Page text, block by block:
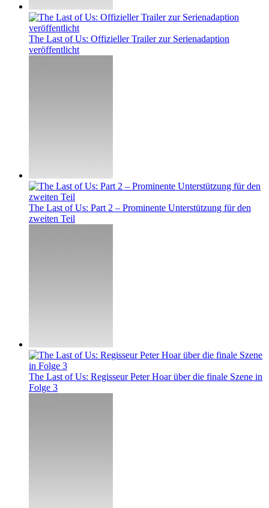
The Last of Us: Offizieller Trailer zur Serienadaption
veröffentlicht
The Last of Us: Part 2 – Prominente Unterstützung für den
zweiten Teil
The Last of Us: Regisseur Peter Hoar über die finale Szene in
Folge 3